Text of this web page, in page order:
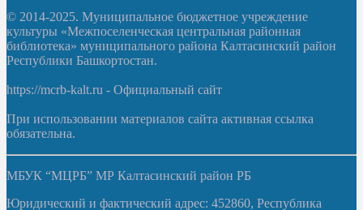
© 2014-2025. Муниципальное бюджетное учреждение
культуры «Межпоселенческая центральная районная
библиотека» муниципального района Калтасинский район
Республики Башкортостан.
https://mcrb-kalt.ru - Официальный сайт
При использовании материалов сайта активная ссылка
обязательна.
МБУК “МЦРБ” МР Калтасинский район РБ
Юридический и фактический адрес: 452860, Республика